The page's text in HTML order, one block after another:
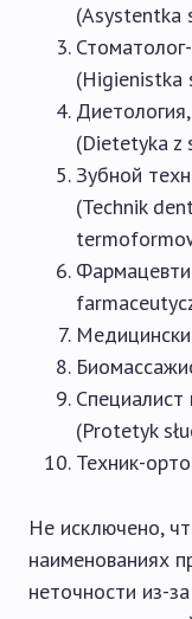
(Asystentka
(Dietetyka z
Зубной
(Technik
(Protetyk
Техник-
Не исключено,
наименованиях
неточности из-